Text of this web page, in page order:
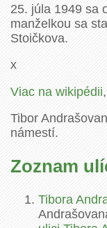
25. júla 1949 sa
manželkou sa
Stoičkova.
x
Viac na wikipédii
Tibor
námestí.
Zoznam
Tibora